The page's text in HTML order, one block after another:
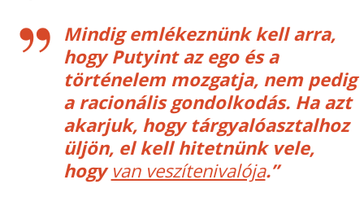
Mindig emlékeznünk kell arra,
hogy Putyint az ego és a
történelem mozgatja, nem pedig
a racionális gondolkodás. Ha azt
akarjuk, hogy tárgyalóasztalhoz
üljön, el kell hitetnünk vele,
hogy van veszítenivalója.”